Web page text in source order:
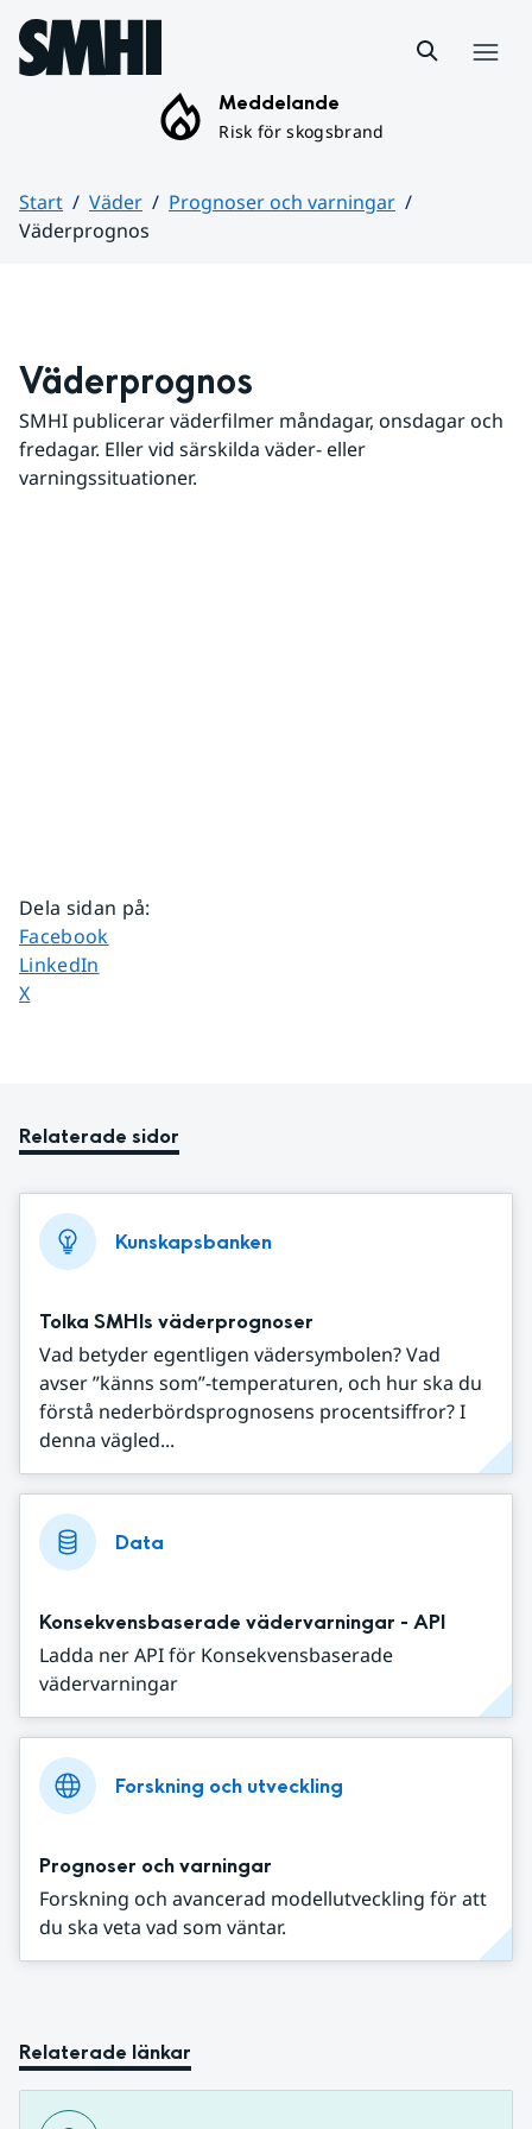
Hoppa till sidans innehåll
Meddelande
Risk för skogsbrand
Start Väder
Prognoser och varningar
Väderprognos
Väderprognos
SMHI publicerar väderfilmer måndagar, onsdagar och
fredagar. Eller vid särskilda väder- eller
varningssituationer.
Dela sidan på:
Dela sidan på
Facebook
Dela sidan på
LinkedIn
Dela sidan på
X
Relaterade sidor
Kunskapsbanken
Tolka SMHIs väderprognoser
Vad betyder egentligen vädersymbolen? Vad
avser ”känns som”-temperaturen, och hur ska du
förstå nederbördsprognosens procentsiffror? I
denna vägled...
Data
Konsekvensbaserade vädervarningar - API
Ladda ner API för Konsekvensbaserade
vädervarningar
Forskning och utveckling
Prognoser och varningar
Forskning och avancerad modellutveckling för att
du ska veta vad som väntar.
Relaterade länkar